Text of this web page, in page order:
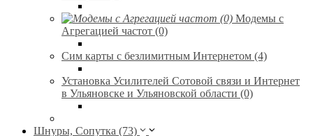
Модемы с
Агрегацией частот (0)
Сим карты с безлимитным Интернетом (4)
Установка Усилителей Сотовой связи и Интернет
в Ульяновске и Ульяновской области (0)
Шнуры, Сопутка (73)